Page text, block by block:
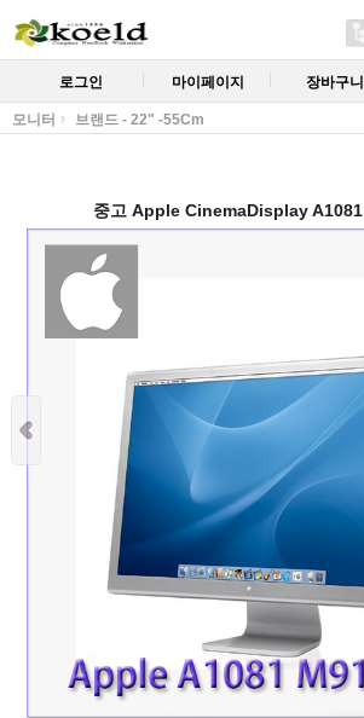
로그인 마이페이지 장바구니
모니터 브랜드 - 22" -55Cm
중고 Apple CinemaDisplay